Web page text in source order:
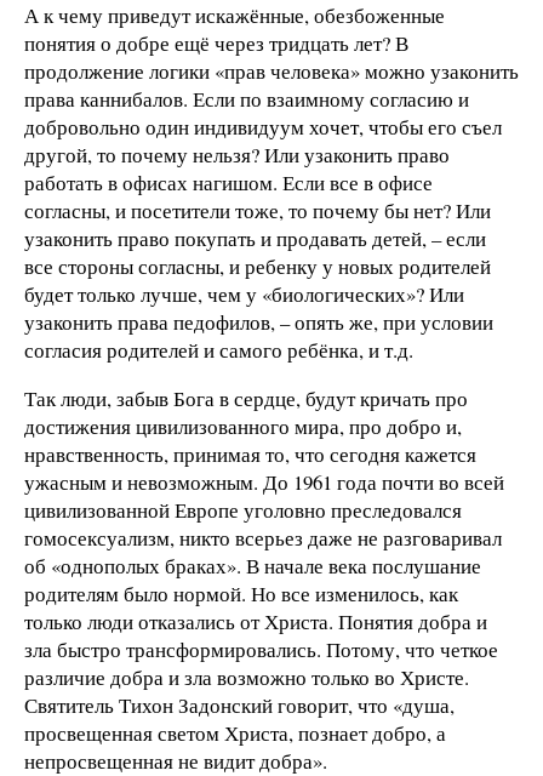
А к чему приведут искажённые, обезбоженные
понятия о добре ещё через тридцать лет? В
продолжение логики «прав человека» можно узаконить
права каннибалов. Если по взаимному согласию и
добровольно один индивидуум хочет, чтобы его съел
другой, то почему нельзя? Или узаконить право
работать в офисах нагишом. Если все в офисе
согласны, и посетители тоже, то почему бы нет? Или
узаконить право покупать и продавать детей, – если
все стороны согласны, и ребенку у новых родителей
будет только лучше, чем у «биологических»? Или
узаконить права педофилов, – опять же, при условии
согласия родителей и самого ребёнка, и т.д.
Так люди, забыв Бога в сердце, будут кричать про
достижения цивилизованного мира, про добро и,
нравственность, принимая то, что сегодня кажется
ужасным и невозможным. До 1961 года почти во всей
цивилизованной Европе уголовно преследовался
гомосексуализм, никто всерьез даже не разговаривал
об «однополых браках». В начале века послушание
родителям было нормой. Но все изменилось, как
только люди отказались от Христа. Понятия добра и
зла быстро трансформировались. Потому, что четкое
различие добра и зла возможно только во Христе.
Святитель Тихон Задонский говорит, что «душа,
просвещенная светом Христа, познает добро, а
непросвещенная не видит добра».